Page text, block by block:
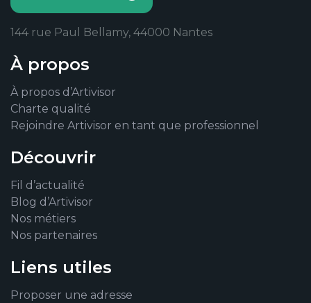
144 rue Paul Bellamy, 44000 Nantes
À propos
À propos d’Artivisor
Charte qualité
Rejoindre Artivisor en tant que professionnel
Découvrir
Fil d’actualité
Blog d’Artivisor
Nos métiers
Nos partenaires
Liens utiles
Proposer une adresse